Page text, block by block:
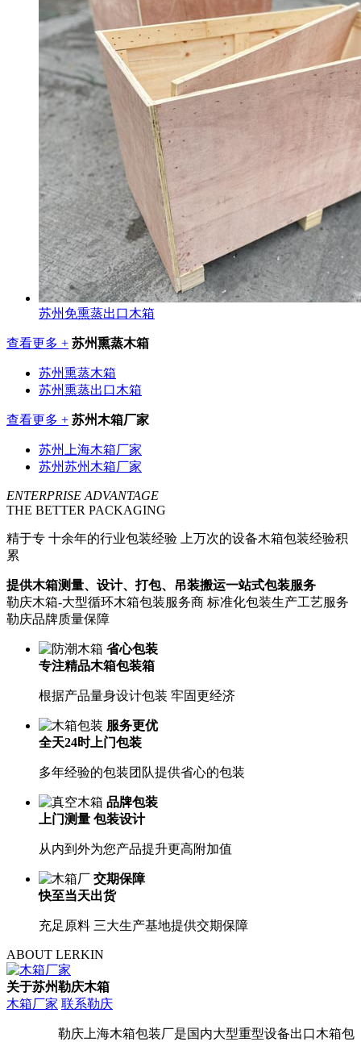
苏州免熏蒸出口木箱
查看更多 + 苏州熏蒸木箱
苏州熏蒸木箱
苏州熏蒸出口木箱
查看更多 + 苏州木箱厂家
苏州上海木箱厂家
苏州苏州木箱厂家
ENTERPRISE ADVANTAGE
THE BETTER PACKAGING
精于专 十余年的行业包装经验 上万次的设备木箱包装经验积
累
提供木箱测量、设计、打包、吊装搬运一站式包装服务
勒庆木箱-大型循环木箱包装服务商 标准化包装生产工艺服务
勒庆品牌质量保障
省心包装
专注精品木箱包装箱
根据产品量身设计包装 牢固更经济
服务更优
全天24时上门包装
多年经验的包装团队提供省心的包装
品牌包装
上门测量 包装设计
从内到外为您产品提升更高附加值
交期保障
快至当天出货
充足原料 三大生产基地提供交期保障
ABOUT LERKIN
关于苏州勒庆木箱
木箱厂家 联系勒庆
勒庆上海木箱包装厂是国内大型重型设备出口木箱包